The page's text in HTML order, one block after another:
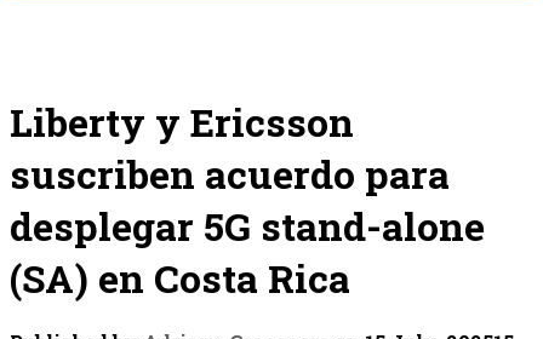
Liberty y Ericsson
suscriben acuerdo para
desplegar 5G stand-alone
(SA) en Costa Rica